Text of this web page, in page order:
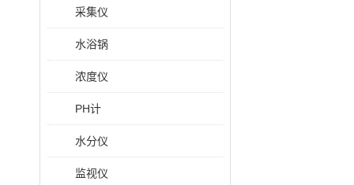
采集仪
水浴锅
浓度仪
PH计
水分仪
监视仪